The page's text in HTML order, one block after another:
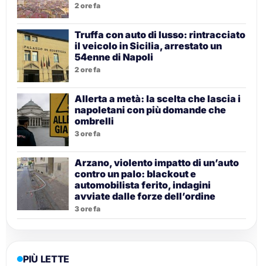
2 ore fa
Truffa con auto di lusso: rintracciato
il veicolo in Sicilia, arrestato un
54enne di Napoli
2 ore fa
Allerta a metà: la scelta che lascia i
napoletani con più domande che
ombrelli
3 ore fa
Arzano, violento impatto di un’auto
contro un palo: blackout e
automobilista ferito, indagini
avviate dalle forze dell’ordine
3 ore fa
PIÙ LETTE